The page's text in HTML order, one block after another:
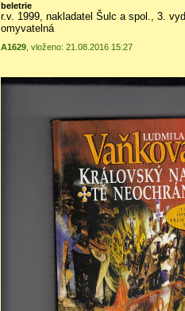
beletrie
r.v. 1999, nakladatel Šulc a spol., 3.
omyvatelná
A1629 , vloženo: 21.08.2016 15:27